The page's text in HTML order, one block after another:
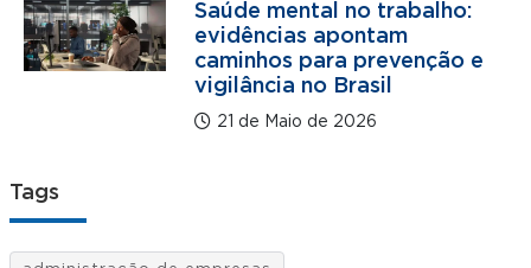
Saúde mental no trabalho:
evidências apontam
caminhos para prevenção e
vigilância no Brasil
21 de Maio de 2026
Tags